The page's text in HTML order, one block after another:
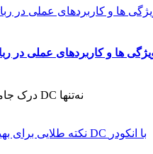
درک جامع از عملکرد و اهمیت درایور موتور DC نه‌تنها